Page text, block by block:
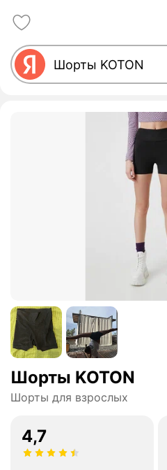
Шорты KOTON
Шорты для взрослых
4,7